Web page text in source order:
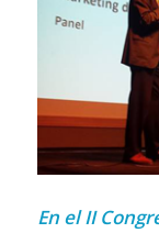
En el II